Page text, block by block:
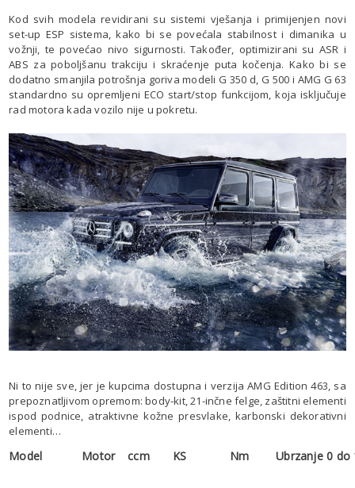
Kod svih modela revidirani su sistemi vješanja i primijenjen novi
set-up ESP sistema, kako bi se povećala stabilnost i dimanika u
vožnji, te povećao nivo sigurnosti. Također, optimizirani su ASR i
ABS za poboljšanu trakciju i skraćenje puta kočenja. Kako bi se
dodatno smanjila potrošnja goriva modeli G 350 d, G 500 i AMG G 63
standardno su opremljeni ECO start/stop funkcijom, koja isključuje
rad motora kada vozilo nije u pokretu.
Ni to nije sve, jer je kupcima dostupna i verzija AMG Edition 463, sa
prepoznatljivom opremom: body-kit, 21-inčne felge, zaštitni elementi
ispod podnice, atraktivne kožne presvlake, karbonski dekorativni
elementi…
Model Motor ccm KS Nm Ubrzanje 0 do